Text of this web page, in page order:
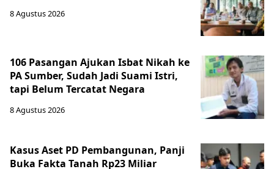
8 Agustus 2026
106 Pasangan Ajukan Isbat Nikah ke
PA Sumber, Sudah Jadi Suami Istri,
tapi Belum Tercatat Negara
8 Agustus 2026
Kasus Aset PD Pembangunan, Panji
Buka Fakta Tanah Rp23 Miliar